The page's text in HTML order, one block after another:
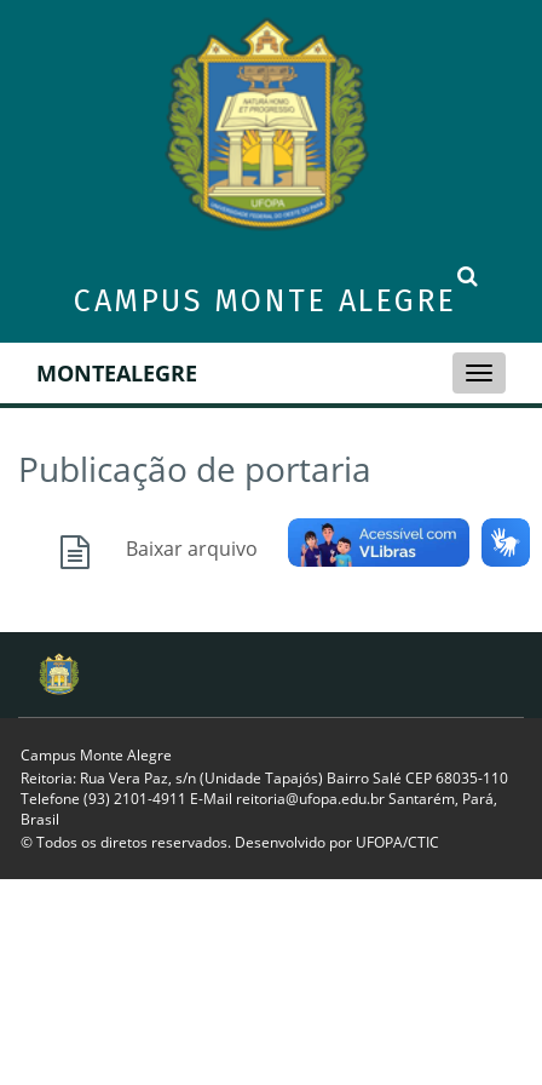
CAMPUS MONTE ALEGRE
Toggle
MONTEALEGRE
Publicação de portaria
Baixar arquivo
Campus Monte Alegre
Reitoria: Rua Vera Paz, s/n (Unidade Tapajós) Bairro Salé CEP 68035-110
Telefone (93) 2101-4911 E-Mail reitoria@ufopa.edu.br Santarém, Pará,
Brasil
© Todos os diretos reservados. Desenvolvido por UFOPA/CTIC